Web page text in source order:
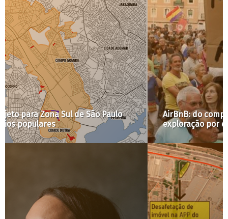
AirBnB: do compartilhamento do quarto vazio à
exploração por empresas